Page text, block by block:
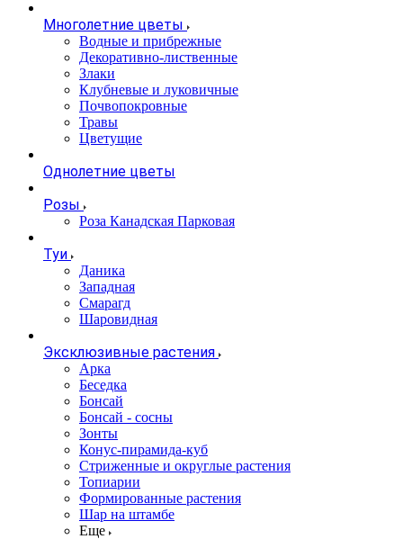
Многолетние цветы
Водные и прибрежные
Декоративно-лиственные
Злаки
Клубневые и луковичные
Почвопокровные
Травы
Цветущие
Однолетние цветы
Розы
Роза Канадская Парковая
Туи
Даника
Западная
Смарагд
Шаровидная
Эксклюзивные растения
Арка
Беседка
Бонсай
Бонсай - сосны
Зонты
Конус-пирамида-куб
Стриженные и округлые растения
Топиарии
Формированные растения
Шар на штамбе
Еще